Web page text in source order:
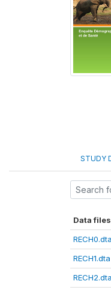
STUDY
Data files
RECH0.dta
RECH1.dta
RECH2.dta